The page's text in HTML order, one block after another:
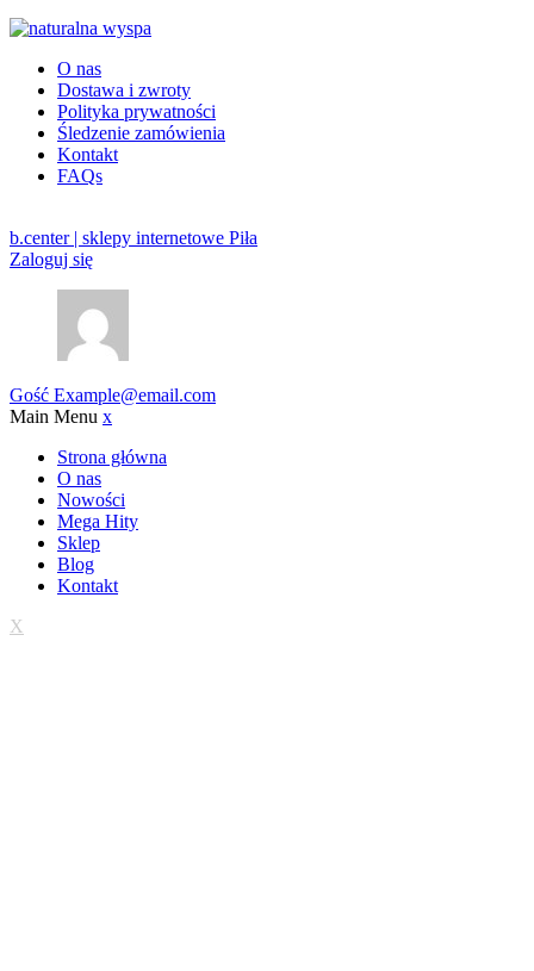
O nas
Dostawa i zwroty
Polityka prywatności
Śledzenie zamówienia
Kontakt
FAQs
b.center | sklepy internetowe Piła
Zaloguj się
Gość Example@email.com
Main Menu x
Strona główna
O nas
Nowości
Mega Hity
Sklep
Blog
Kontakt
X